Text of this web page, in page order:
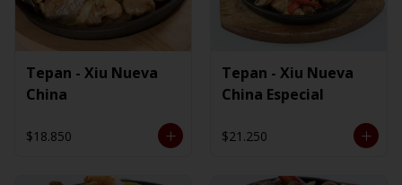
Tepan - Xiu Nueva
China
$18.850
Tepan - Xiu Nueva
China Especial
$21.250